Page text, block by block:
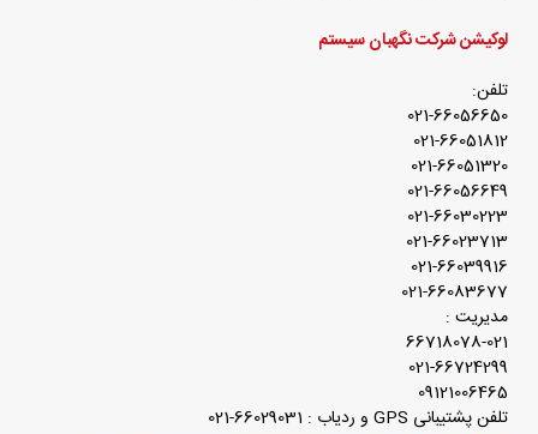
لوکیشن شرکت نگهبان سیستم
تلفن:
021-66056650
021-66051812
021-66051320
021-66056649
021-66030223
021-66023713
021-66039916
021-66083677
مدیریت :
66718078-021
021-66724299
09121006465
تلفن پشتیبانی GPS و ردیاب : 66029031-021